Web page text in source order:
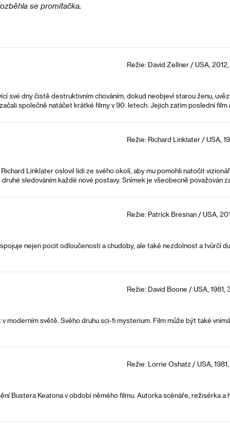
se promítačka.
Režie: David Zellner / USA,
své dny čistě destruktivním chováním, dokud neobjeví starou ženu,
společně natáčet krátké filmy v 90. letech. Jejich zatím poslední film
Režie: Richard Linklater / USA,
Linklater oslovil lidi ze svého okolí, aby mu pomohli natočit
sledováním každé nové postavy. Snímek je všeobecně považován
Režie: Patrick Bresnan / USA,
nejen pocit odloučenosti a chudoby, ale také nezdolnost a tvůrčí
Režie: David Boone / USA, 1981,
moderním světě. Svého druhu sci-fi mysterium. Film může být také
Režie: Lorrie Oshatz / USA, 1981,
Bustera Keatona v období němého filmu. Autorka scénáře, režisérka